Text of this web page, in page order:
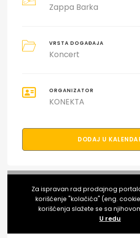
Zappa Barka
VRSTA DOGAĐAJA
Koncert
ORGANIZATOR
KONEKTA
DODAJ U
Za ispravan rad prodajnog
korišćenje "kolačića" (eng.
korišćenja slažete se sa
U redu